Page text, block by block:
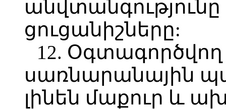
ցուցանիշները:
12.
սառնարանային
լինեն մաքուր և